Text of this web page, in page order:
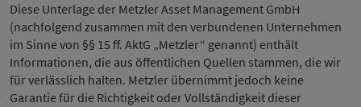
Diese Unterlage der Metzler Asset Management GmbH
(nachfolgend zusammen mit den verbundenen Unternehmen
im Sinne von §§ 15 ff. AktG „Metzler“ genannt) enthält
Informationen, die aus öffentlichen Quellen stammen, die wir
für verlässlich halten. Metzler übernimmt jedoch keine
Garantie für die Richtigkeit oder Vollständigkeit dieser